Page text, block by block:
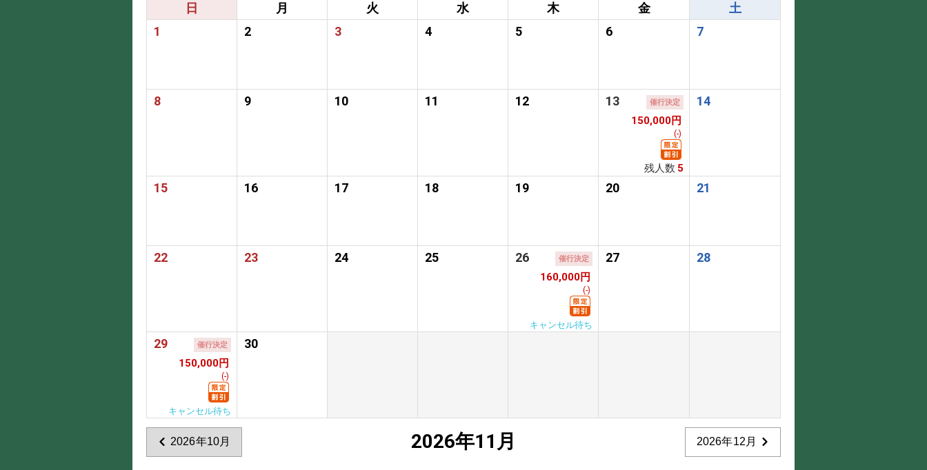
日 月 火 水 木 金
土
1
2 3 4 5 6 7
8 9 10 11 12 13 催行決定
150,000円
(-)
残人数 5
14
15 16 17 18 19 20 21
22 23 24 25 26 催行決定
160,000円
(-)
キャンセル待ち
27 28
29 催行決定
150,000円
(-)
キャンセル待ち
30
2026年10月 2026年11月 2026年12月